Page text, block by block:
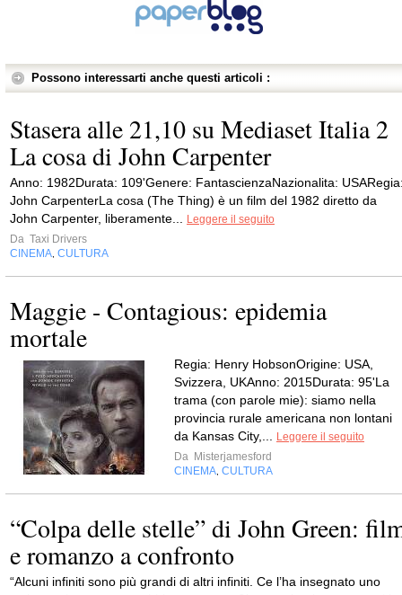
Possono interessarti anche questi articoli :
Stasera alle 21,10 su Mediaset Italia 2
La cosa di John Carpenter
Anno: 1982Durata: 109'Genere: FantascienzaNazionalita:
John CarpenterLa cosa (The Thing) è un film del 1982 diretto da
John Carpenter, liberamente...
Leggere il seguito
Da Taxi Drivers
CINEMA CULTURA
Maggie - Contagious: epidemia
mortale
Regia: Henry HobsonOrigine: USA,
Svizzera, UKAnno: 2015Durata: 95'La
trama (con parole mie): siamo nella
provincia rurale americana non lontani
da Kansas City,...
Leggere il seguito
Da Misterjamesford
CINEMA CULTURA
“Colpa delle stelle” di John Green:
e romanzo a confronto
“Alcuni infiniti sono più grandi di altri infiniti. Ce l’ha insegnato uno